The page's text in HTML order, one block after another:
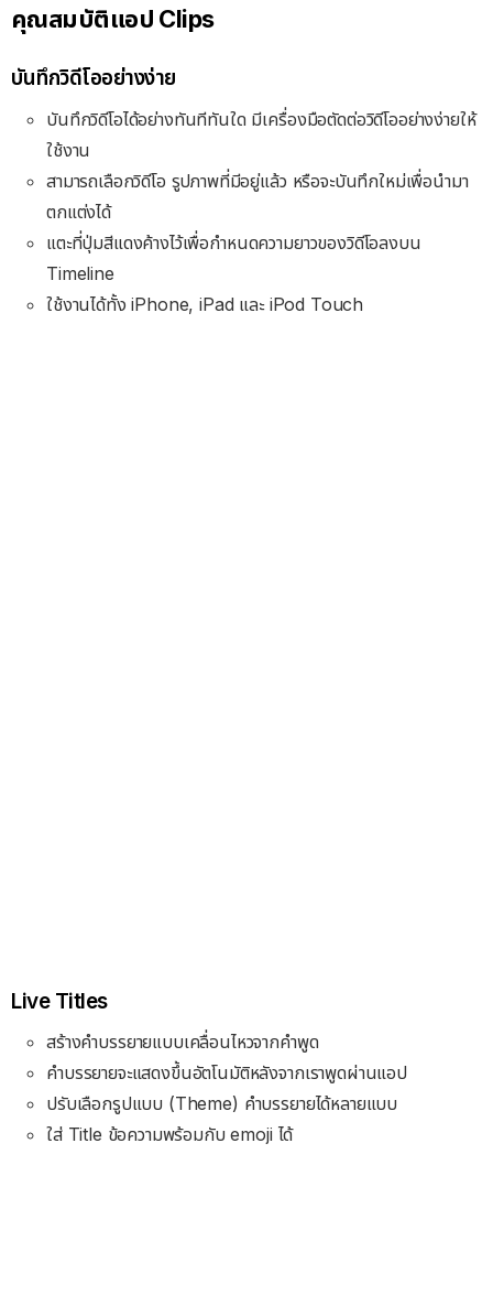
คุณสมบัติแอป Clips
บันทึกวิดีโออย่างง่าย
บันทึกวิดีโอได้อย่างทันทีทันใด มีเครื่องมือตัดต่อวิดีโออย่างง่ายให้
ใช้งาน
สามารถเลือกวิดีโอ รูปภาพที่มีอยู่แล้ว หรือจะบันทึกใหม่เพื่อนำมา
ตกแต่งได้
แตะที่ปุ่มสีแดงค้างไว้เพื่อกำหนดความยาวของวิดีโอลงบน
Timeline
ใช้งานได้ทั้ง iPhone, iPad และ iPod Touch
Live Titles
สร้างคำบรรยายแบบเคลื่อนไหวจากคำพูด
คำบรรยายจะแสดงขึ้นอัตโนมัติหลังจากเราพูดผ่านแอป
ปรับเลือกรูปแบบ (Theme) คำบรรยายได้หลายแบบ
ใส่ Title ข้อความพร้อมกับ emoji ได้